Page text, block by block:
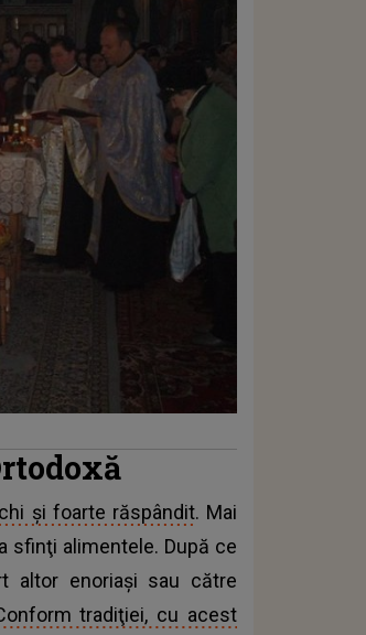
şi foarte răspândit. Mai
sfinţi alimentele. După ce
altor enoriaşi sau către
tradiţiei, cu acest